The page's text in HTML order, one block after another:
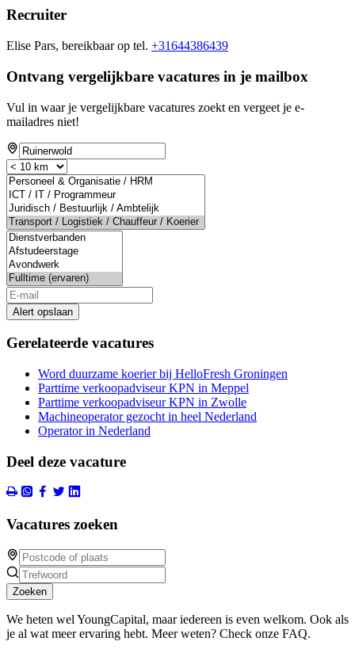
Recruiter
Elise Pars, bereikbaar op tel. +31644386439
Ontvang vergelijkbare vacatures in je mailbox
Vul in waar je vergelijkbare vacatures zoekt en vergeet je e-
mailadres niet!
Alert opslaan
Gerelateerde vacatures
Word duurzame koerier bij HelloFresh Groningen
Parttime verkoopadviseur KPN in Meppel
Parttime verkoopadviseur KPN in Zwolle
Machineoperator gezocht in heel Nederland
Operator in Nederland
Deel deze vacature
Vacatures zoeken
Zoeken
We heten wel YoungCapital, maar iedereen is even welkom. Ook als
je al wat meer ervaring hebt. Meer weten? Check onze FAQ.